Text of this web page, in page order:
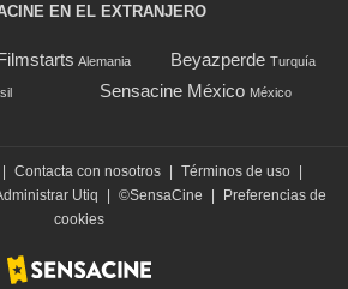
EN EL EXTRANJERO
Alemania Beyazperde Turquía
Sensacine México México
Contacta con nosotros Términos de uso
Utiq ©SensaCine
Preferencias de
cookies